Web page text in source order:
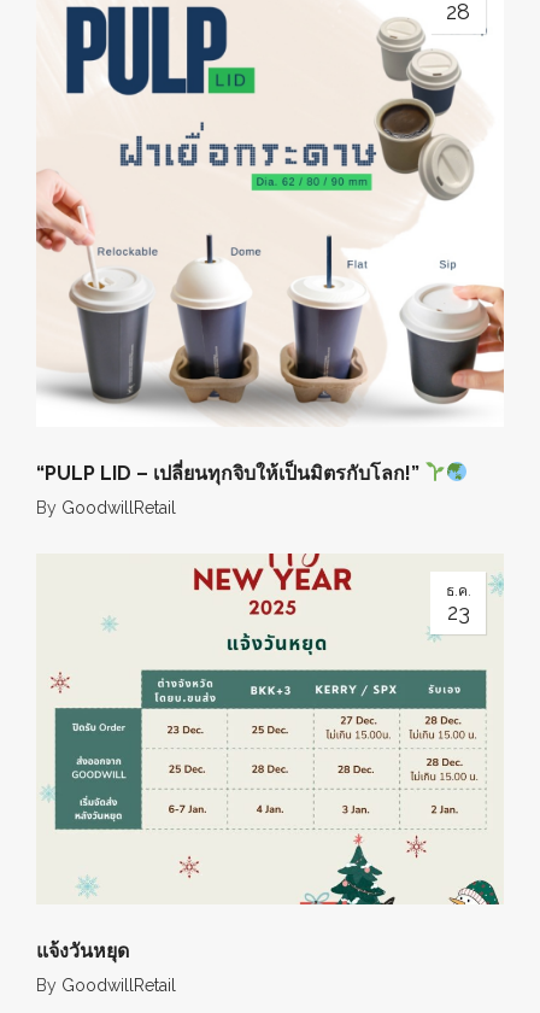
28
“PULP LID – เปลี่ยนทุกจิบให้เป็นมิตรกับโลก!”
By GoodwillRetail
ธ.ค.
23
แจ้งวันหยุด
By GoodwillRetail